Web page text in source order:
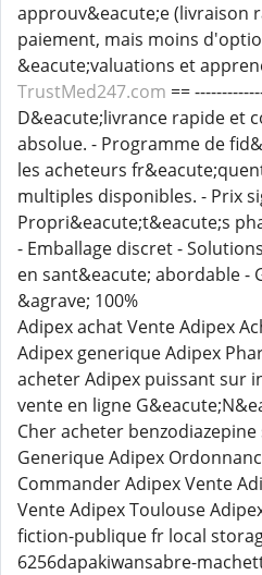
approuv&eacute;e (livraison
paiement, mais moins
&eacute;valuations et
TrustMed247.com ==
D&eacute;livrance rapide et
absolue. - Programme de
les acheteurs
multiples disponibles. - Prix
Propri&eacute;t&eacute;s
- Emballage discret -
en sant&eacute; abordable -
&agrave; 100%
Adipex achat Vente Adipex
Adipex generique Adipex
acheter Adipex puissant sur
vente en ligne
Cher acheter
Generique Adipex
Commander Adipex Vente
Vente Adipex Toulouse
fiction-publique fr local
6256dapakiwansabre-